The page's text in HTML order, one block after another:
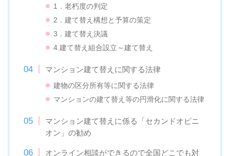
1．老朽度の判定
2．建て替え構想と予算の策定
3．建て替え決議
4.建て替え組合設立～建て替え
マンション建て替えに関する法律
建物の区分所有等に関する法律
マンションの建て替え等の円滑化に関する法律
マンション建て替えに係る「セカンドオピニ
オン」の勧め
オンライン相談ができるので全国どこでも対